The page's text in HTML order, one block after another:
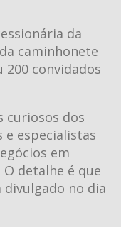
da
caminhonete
200 convidados
curiosos dos
e especialistas
em
detalhe é que
divulgado no dia